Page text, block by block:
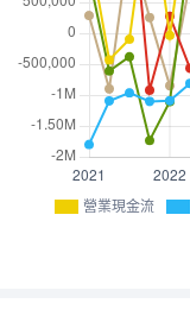
營業現金流